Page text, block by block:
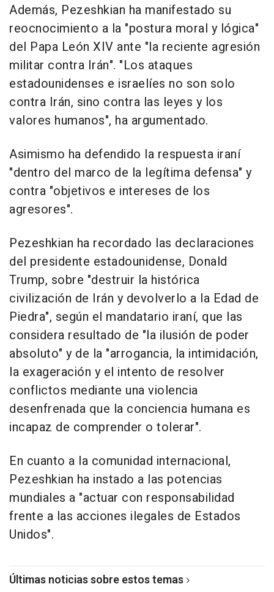
Además, Pezeshkian ha manifestado su
reocnocimiento a la "postura moral y lógica"
del Papa León XIV ante "la reciente agresión
militar contra Irán". "Los ataques
estadounidenses e israelíes no son solo
contra Irán, sino contra las leyes y los
valores humanos", ha argumentado.
Asimismo ha defendido la respuesta iraní
"dentro del marco de la legítima defensa" y
contra "objetivos e intereses de los
agresores".
Pezeshkian ha recordado las declaraciones
del presidente estadounidense, Donald
Trump, sobre "destruir la histórica
civilización de Irán y devolverlo a la Edad de
Piedra", según el mandatario iraní, que las
considera resultado de "la ilusión de poder
absoluto" y de la "arrogancia, la intimidación,
la exageración y el intento de resolver
conflictos mediante una violencia
desenfrenada que la conciencia humana es
incapaz de comprender o tolerar".
En cuanto a la comunidad internacional,
Pezeshkian ha instado a las potencias
mundiales a "actuar con responsabilidad
frente a las acciones ilegales de Estados
Unidos".
Últimas noticias sobre estos temas